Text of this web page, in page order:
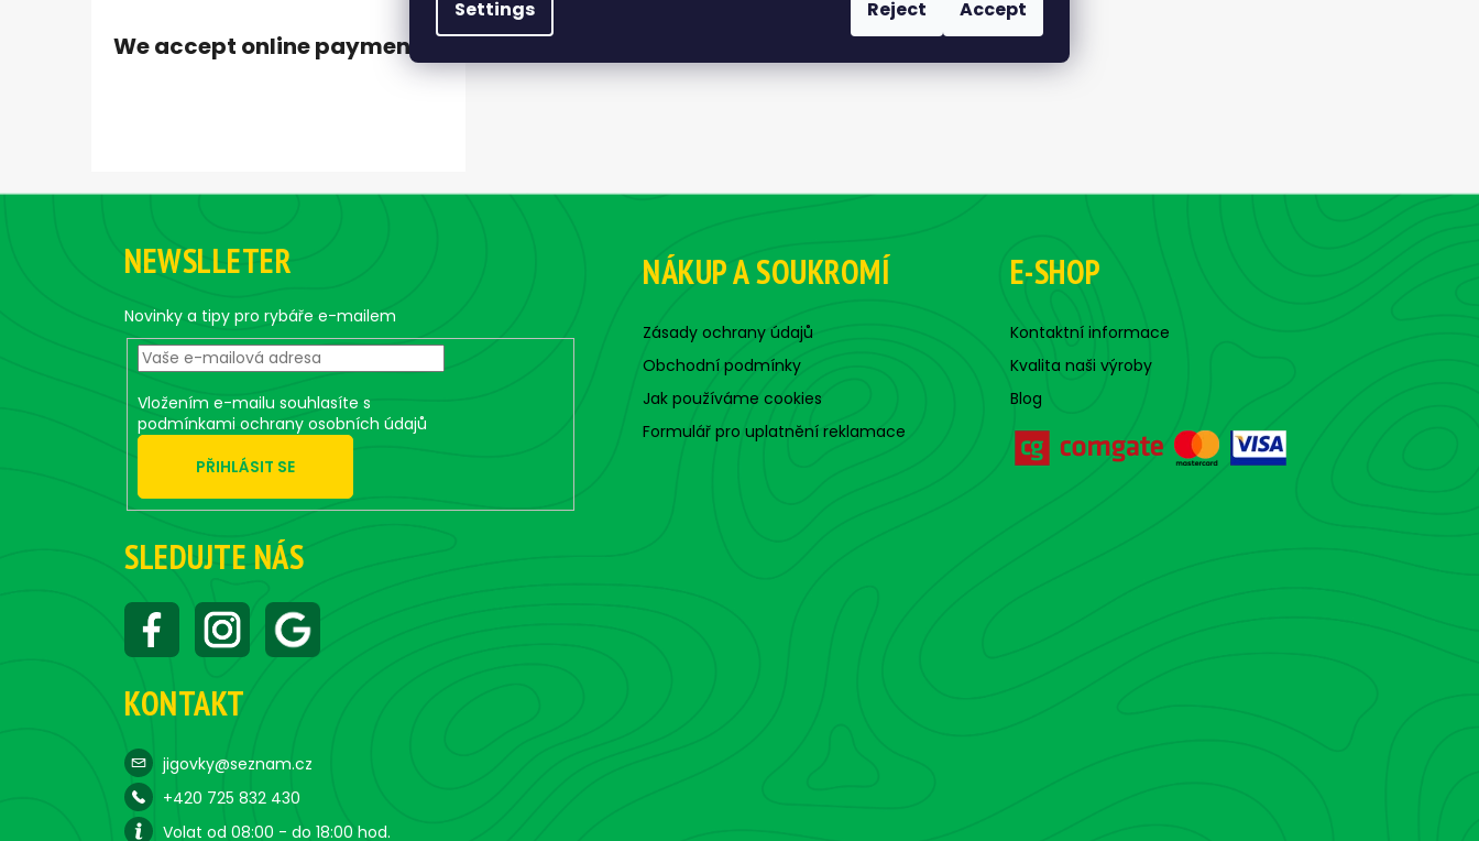
Settings Reject Accept
We accept online payments
F
NEWSLLETER
Novinky a tipy pro rybáře e-mailem
Vložením e-mailu souhlasíte s
podmínkami ochrany osobních údajů
PŘIHLÁSIT SE
SLEDUJTE NÁS
KONTAKT
jigovky@seznam.cz
+420 725 832 430
Volat od 08:00 - do 18:00 hod.
NÁKUP A SOUKROMÍ
Zásady ochrany údajů
Obchodní podmínky
Jak používáme cookies
Formulář pro uplatnění reklamace
E-SHOP
Kontaktní informace
Kvalita naši výroby
Blog